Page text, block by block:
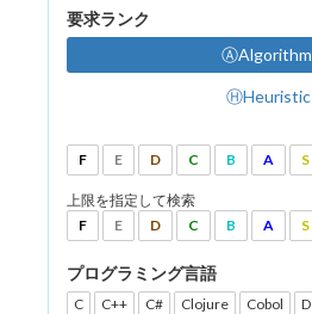
要求ランク
ⒶAlgorithm
ⒽHeuristic
F E D C B A S
上限を指定して検索
F
E D C B A S
プログラミング言語
C C++ C# Clojure Cobol D